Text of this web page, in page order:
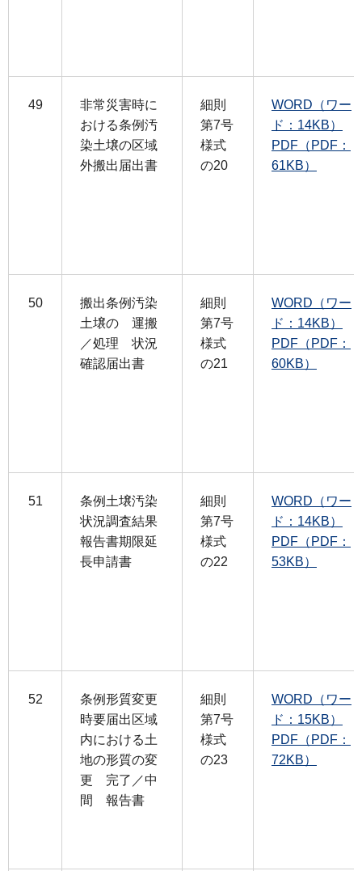
49
非常災害時に
おける条例汚
染土壌の区域
外搬出届出書
細則
第7号
様式
の20
WORD（ワー
ド：14KB）
PDF（PDF：
61KB）
50
搬出条例汚染
土壌の 運搬
／処理 状況
確認届出書
細則
第7号
様式
の21
WORD（ワー
ド：14KB）
PDF（PDF：
60KB）
51
条例土壌汚染
状況調査結果
報告書期限延
長申請書
細則
第7号
様式
の22
WORD（ワー
ド：14KB）
PDF（PDF：
53KB）
52
条例形質変更
時要届出区域
内における土
地の形質の変
更 完了／中
間 報告書
細則
第7号
様式
の23
WORD（ワー
ド：15KB）
PDF（PDF：
72KB）